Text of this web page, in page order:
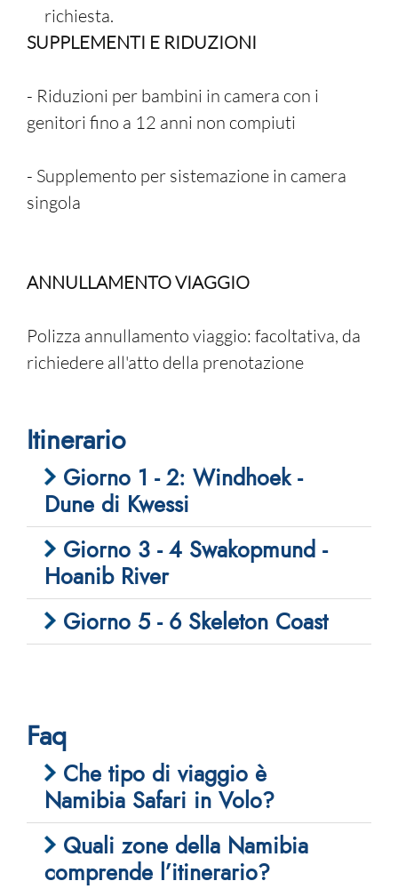
richiesta.
SUPPLEMENTI E RIDUZIONI
- Riduzioni per bambini in camera con i
genitori fino a 12 anni non compiuti
- Supplemento per sistemazione in camera
singola
ANNULLAMENTO VIAGGIO
Polizza annullamento viaggio: facoltativa, da
richiedere all'atto della prenotazione
Itinerario
Giorno 1 - 2: Windhoek -
Dune di Kwessi
Giorno 3 - 4 Swakopmund -
Hoanib River
Giorno 5 - 6 Skeleton Coast
Faq
Che tipo di viaggio è
Namibia Safari in Volo?
Quali zone della Namibia
comprende l’itinerario?